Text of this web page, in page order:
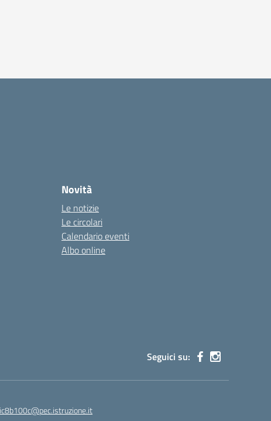
Novità
Le notizie
Le circolari
Calendario eventi
Albo online
Seguici su: